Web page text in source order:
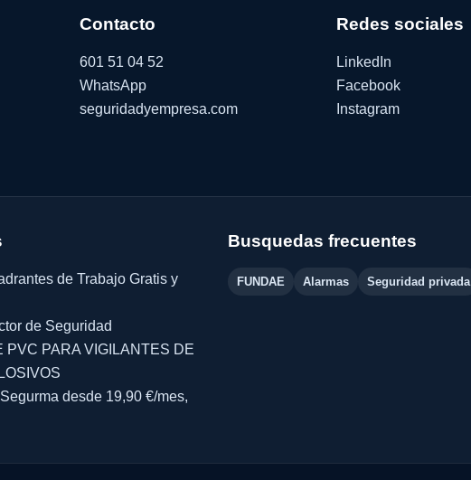
Contacto
601 51 04 52
WhatsApp
seguridadyempresa.com
Redes sociales
LinkedIn
Facebook
Instagram
de Trabajo Gratis y
de Seguridad
PVC PARA VIGILANTES DE
desde 19,90 €/mes,
Busquedas frecuentes
FUNDAE Alarmas Seguridad privada